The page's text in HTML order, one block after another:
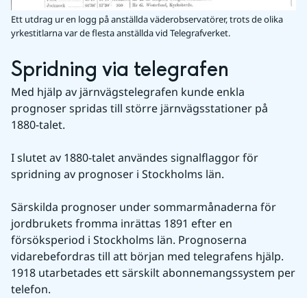
Ett utdrag ur en logg på anställda väderobservatörer, trots de olika
yrkestitlarna var de flesta anställda vid Telegrafverket.
Spridning via telegrafen
Med hjälp av järnvägstelegrafen kunde enkla
prognoser spridas till större järnvägsstationer på
1880-talet.
I slutet av 1880-talet användes signalflaggor för
spridning av prognoser i Stockholms län.
Särskilda prognoser under sommarmånaderna för
jordbrukets fromma inrättas 1891 efter en
försöksperiod i Stockholms län. Prognoserna
vidarebefordras till att början med telegrafens hjälp.
1918 utarbetades ett särskilt abonnemangssystem per
telefon.